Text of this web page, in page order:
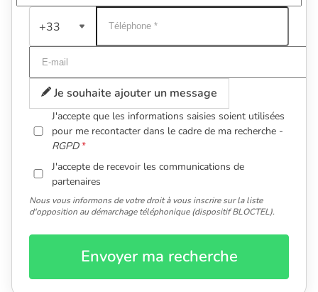
+33
Je souhaite ajouter un message
J'accepte que les informations saisies soient utilisées
pour me recontacter dans le cadre de ma recherche -
RGPD
J'accepte de recevoir les communications de
partenaires
Nous vous informons de votre droit à vous inscrire sur la liste
d'opposition au démarchage téléphonique (dispositif BLOCTEL).
Envoyer ma recherche